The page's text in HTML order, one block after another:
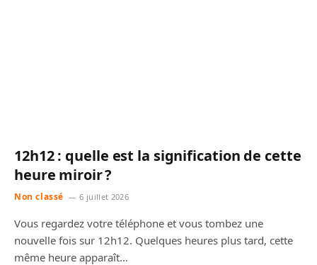
12h12 : quelle est la signification de cette
heure miroir ?
Non classé 6 juillet 2026
Vous regardez votre téléphone et vous tombez une
nouvelle fois sur 12h12. Quelques heures plus tard, cette
même heure apparaît…